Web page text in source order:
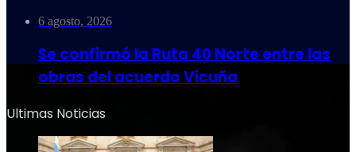
6 agosto, 2026
Se confirmó la Ruta 40 Norte entre las
obras del acuerdo Vicuña
Ultimas Noticias